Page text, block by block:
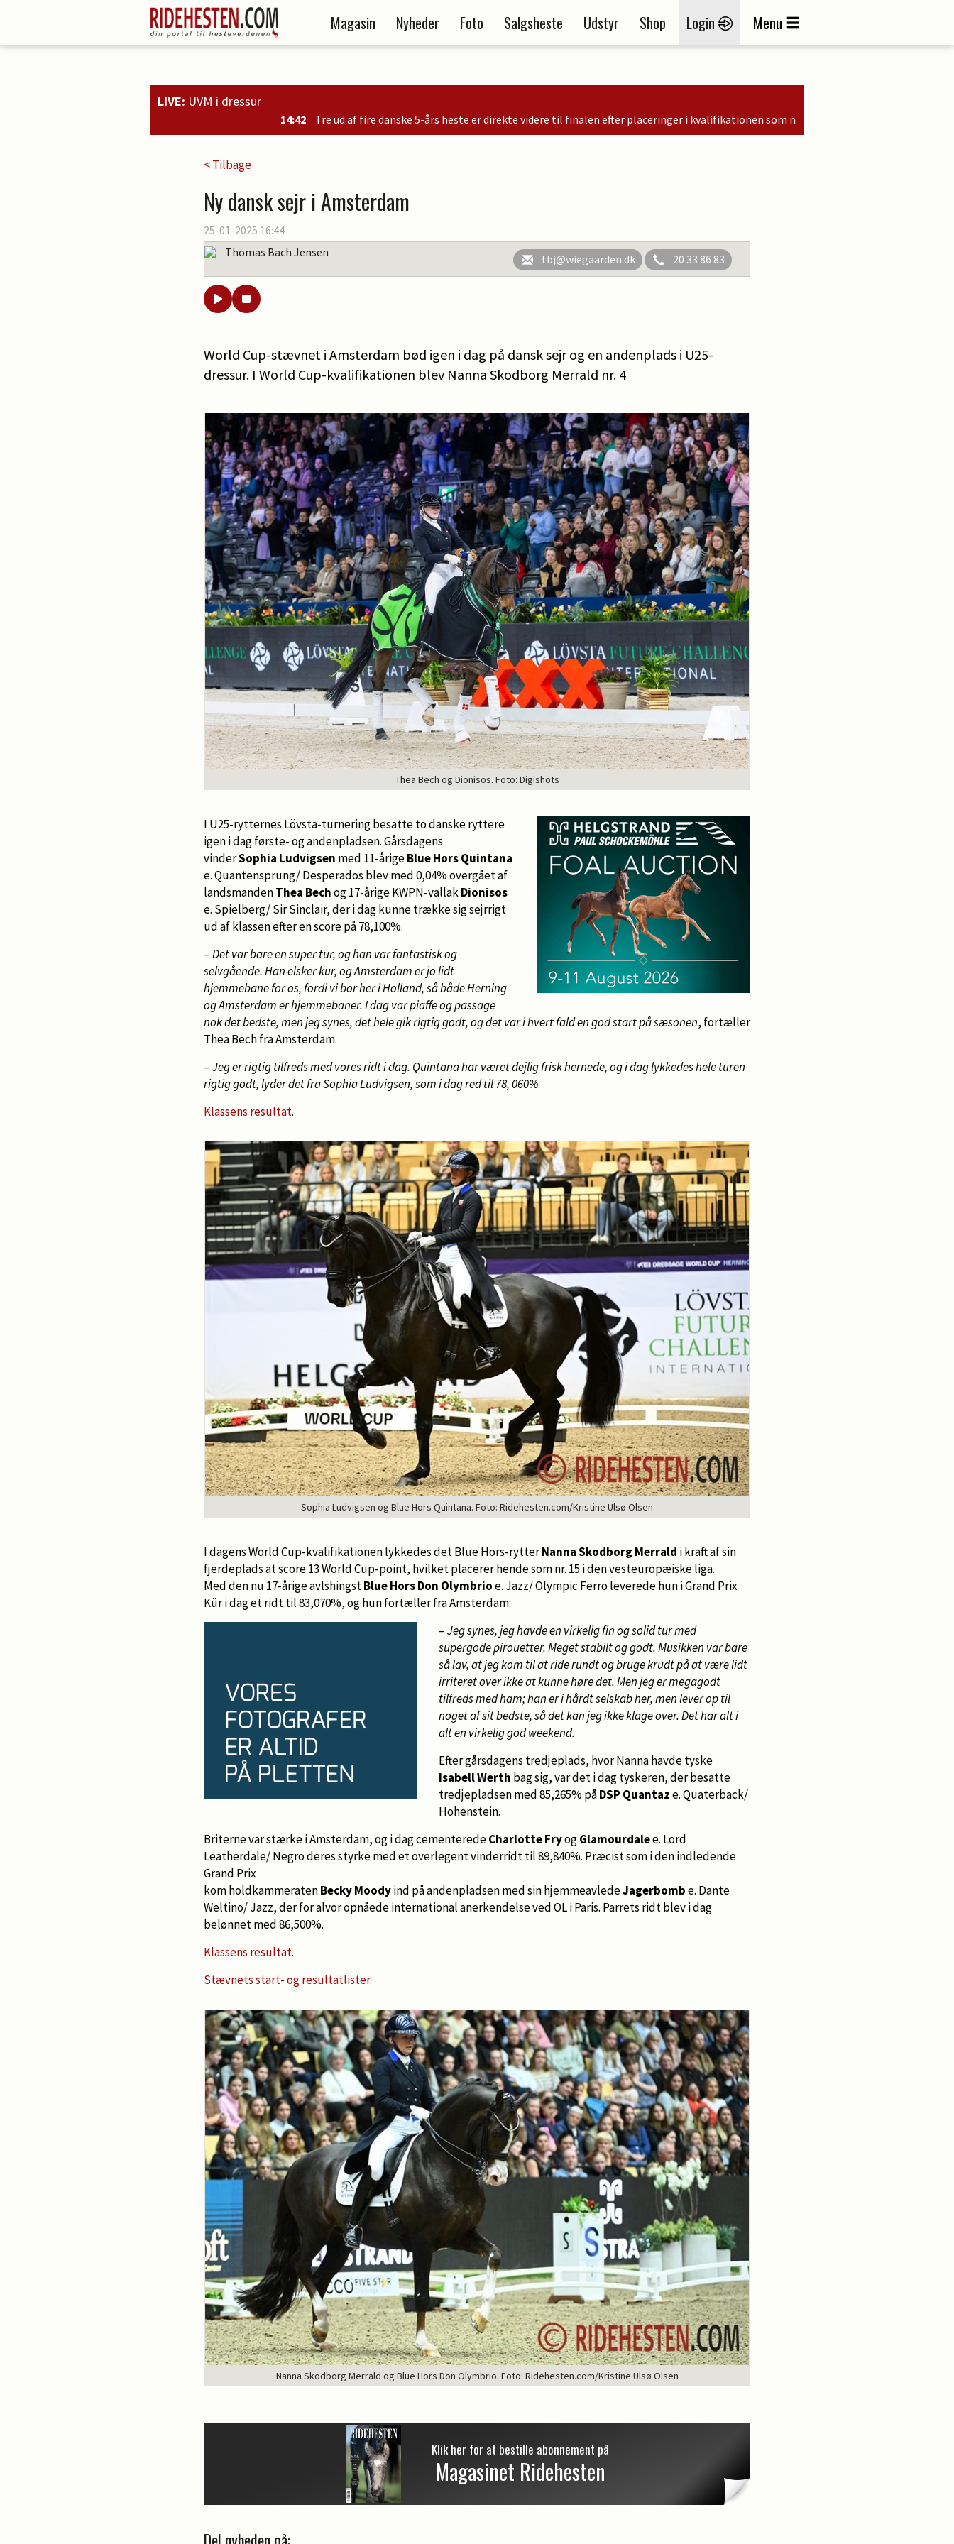
Magasin Nyheder Foto Salgsheste Udstyr Shop Login Menu
LIVE: UVM i dressur
Tre ud af fire danske 5-års heste er direkte videre til finalen efter placeringer i kvalifikationen som nr. 6, 9 og 11
< Tilbage
Ny dansk sejr i Amsterdam
25-01-2025 16:44
Thomas Bach Jensen
tbj@wiegaarden.dk 20 33 86 83
World Cup-stævnet i Amsterdam bød igen i dag på dansk sejr og en andenplads i U25-
dressur. I World Cup-kvalifikationen blev Nanna Skodborg Merrald nr. 4
Thea Bech og Dionisos. Foto: Digishots
I U25-rytternes Lövsta-turnering besatte to danske ryttere
igen i dag første- og andenpladsen. Gårsdagens
vinderSophia Ludvigsen med 11-årigeBlue Hors Quintana
e. Quantensprung/ Desperados blev med 0,04% overgået af
landsmandenThea Bechog 17-årige KWPN-vallakDionisos
e. Spielberg/ Sir Sinclair, der i dag kunne trække sig sejrrigt
ud af klassen efter en score på 78,100%.
–Det var bare en super tur, og han var fantastisk og
selvgående. Han elsker kür, og Amsterdam er jo lidt
hjemmebane for os, fordi vi bor her i Holland, så både Herning
og Amsterdam er hjemmebaner. I dag var piaffe og passage
nok det bedste, men jeg synes, det hele gik rigtig godt, og det var i hvert fald en god start på sæsonen, fortæller
Thea Bech fra Amsterdam.
–Jeg er rigtig tilfreds med vores ridt i dag. Quintana har været dejlig frisk hernede, og i dag lykkedes hele turen
rigtig godt, lyder det fra Sophia Ludvigsen, som i dag red til 78, 060%.
Klassens resultat.
Sophia Ludvigsen og Blue Hors Quintana. Foto: Ridehesten.com/Kristine Ulsø Olsen
I dagens World Cup-kvalifikationen lykkedes det Blue Hors-rytterNanna Skodborg Merrald i kraft af sin
fjerdeplads at score 13 World Cup-point, hvilket placerer hende som nr. 15 i den vesteuropæiske liga.
Med den nu 17-årige avlshingstBlue Hors Don Olymbrioe. Jazz/ Olympic Ferro leverede hun i Grand Prix
Kür i dag et ridt til 83,070%, og hun fortæller fra Amsterdam:
–Jeg synes, jeg havde en virkelig fin og solid tur med
supergode pirouetter. Meget stabilt og godt. Musikken var bare
så lav, at jeg kom til at ride rundt og bruge krudt på at være lidt
irriteret over ikke at kunne høre det. Men jeg er megagodt
tilfreds med ham; han er i hårdt selskab her, men lever op til
noget af sit bedste, så det kan jeg ikke klage over. Det har alt i
alt en virkelig god weekend.
Efter gårsdagens tredjeplads, hvor Nanna havde tyske
Isabell Werth bag sig, var det i dag tyskeren, der besatte
tredjepladsen med 85,265% påDSP Quantaze. Quaterback/
Hohenstein.
Briterne var stærke i Amsterdam, og i dag cementeredeCharlotte FryogGlamourdalee. Lord
Leatherdale/ Negro deres styrke med et overlegent vinderridt til 89,840%. Præcist som i den indledende
Grand Prix
kom holdkammeratenBecky Moodyind på andenpladsen med sin hjemmeavledeJagerbombe. Dante
Weltino/ Jazz, der for alvor opnåede international anerkendelse ved OL i Paris. Parrets ridt blev i dag
belønnet med 86,500%.
Klassens resultat.
Stævnets start- og resultatlister.
Nanna Skodborg Merrald og Blue Hors Don Olymbrio. Foto: Ridehesten.com/Kristine Ulsø Olsen
Klik her for at bestille abonnement på
Magasinet Ridehesten
Del nyheden på: